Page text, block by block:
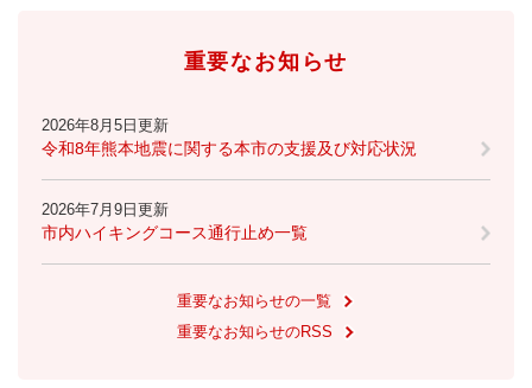
重要なお知らせ
2026年8月5日更新
令和8年熊本地震に関する本市の支援及び対応状況
2026年7月9日更新
市内ハイキングコース通行止め一覧
重要なお知らせの一覧
重要なお知らせのRSS